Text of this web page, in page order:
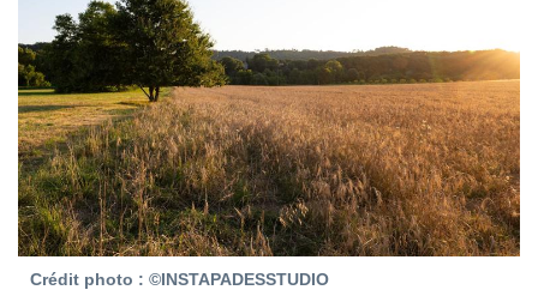
Crédit photo : ©INSTAPADESSTUDIO